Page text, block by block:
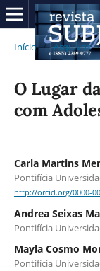
Início / Arquivos
O Lugar
com
Carla Martins
Pontifícia
http://orcid.org/0000-
Andrea Seixas
Pontifícia
Mayla Cosmo
Pontifícia